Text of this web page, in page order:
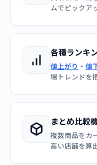
ムでピックア
各種ランキ
値上がり ・ 値
場トレンドを
まとめ比較
複数商品をカ
高い店舗を算